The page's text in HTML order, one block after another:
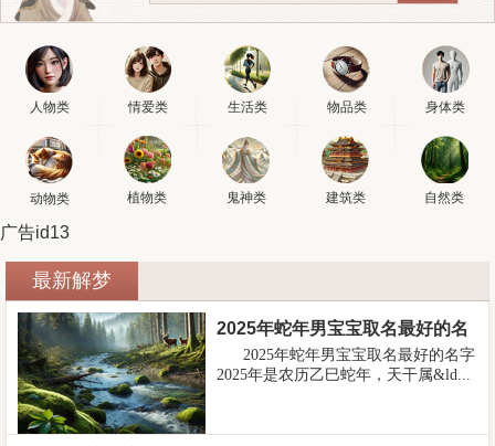
人物类 情爱类 生活类 物品类 身体类
动物类 植物类 鬼神类 建筑类 自然类
广告id13
最新解梦
2025年蛇年男宝宝取名最好的名
2025年蛇年男宝宝取名最好的名字
2025年是农历乙巳蛇年，天干属&ld...